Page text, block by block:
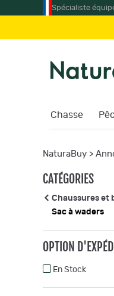
Spécialiste
Chasse
NaturaBuy >
CATÉGORIES
Chaussures et
Sac à waders
OPTION
En Stock